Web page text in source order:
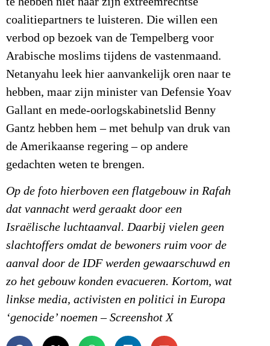
coalitiepartners te luisteren. Die willen een
verbod op bezoek van de Tempelberg voor
Arabische moslims tijdens de vastenmaand.
Netanyahu leek hier aanvankelijk oren naar te
hebben, maar zijn minister van Defensie Yoav
Gallant en mede-oorlogskabinetslid Benny
Gantz hebben hem – met behulp van druk van
de Amerikaanse regering – op andere
gedachten weten te brengen.
Op de foto hierboven een flatgebouw in Rafah
dat vannacht werd geraakt door een
Israëlische luchtaanval. Daarbij vielen geen
slachtoffers omdat de bewoners ruim voor de
aanval door de IDF werden gewaarschuwd en
zo het gebouw konden evacueren. Kortom, wat
linkse media, activisten en politici in Europa
‘genocide’ noemen – Screenshot X